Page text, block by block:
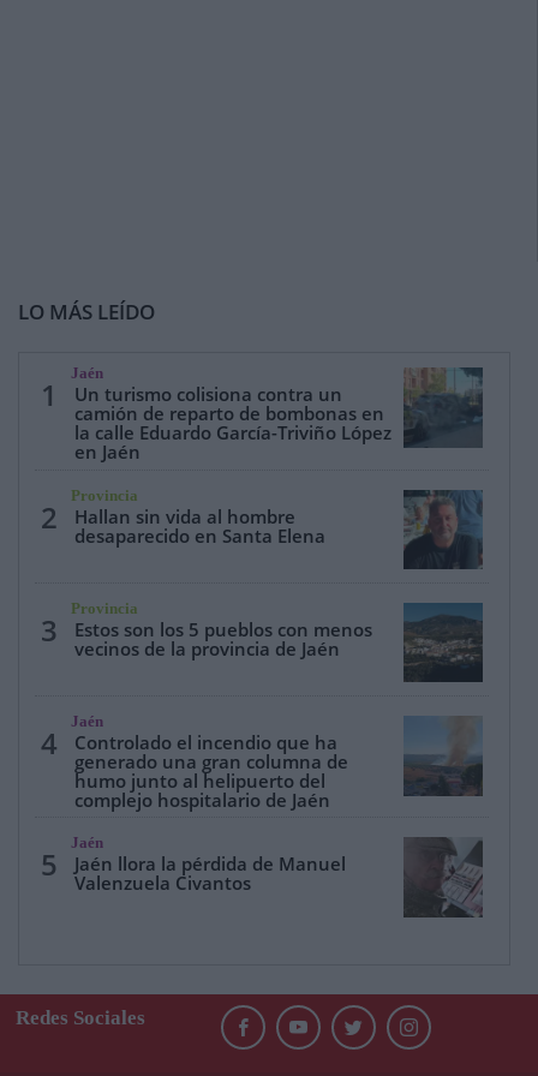
LO MÁS LEÍDO
1
Jaén
Un turismo colisiona contra un
camión de reparto de bombonas en
la calle Eduardo García-Triviño López
en Jaén
2
Provincia
Hallan sin vida al hombre
desaparecido en Santa Elena
3
Provincia
Estos son los 5 pueblos con menos
vecinos de la provincia de Jaén
4
Jaén
Controlado el incendio que ha
generado una gran columna de
humo junto al helipuerto del
complejo hospitalario de Jaén
5
Jaén
Jaén llora la pérdida de Manuel
Valenzuela Civantos
Redes Sociales